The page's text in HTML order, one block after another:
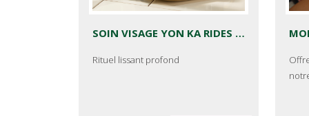
SOIN VISAGE YON KA RIDES PROFONDES
Rituel lissant profond